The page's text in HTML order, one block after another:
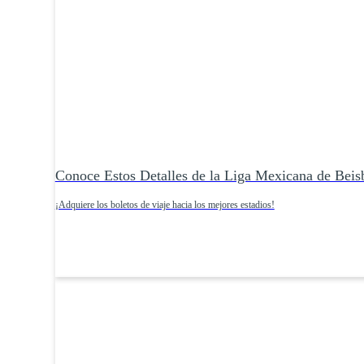
Conoce Estos Detalles de la Liga Mexicana de
¡Adquiere los boletos de viaje hacia los mejores estadios!